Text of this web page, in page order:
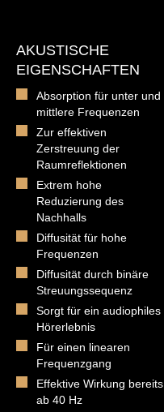
AKUSTISCHE
EIGENSCHAFTEN
Absorption für unter und
mittlere Frequenzen
Zur effektiven
Zerstreuung der
Raumreflektionen
Extrem hohe
Reduzierung des
Nachhalls
Diffusität für hohe
Frequenzen
Diffusität durch binäre
Streuungssequenz
Sorgt für ein audiophiles
Hörerlebnis
Für einen linearen
Frequenzgang
Effektive Wirkung bereits
ab 40 Hz